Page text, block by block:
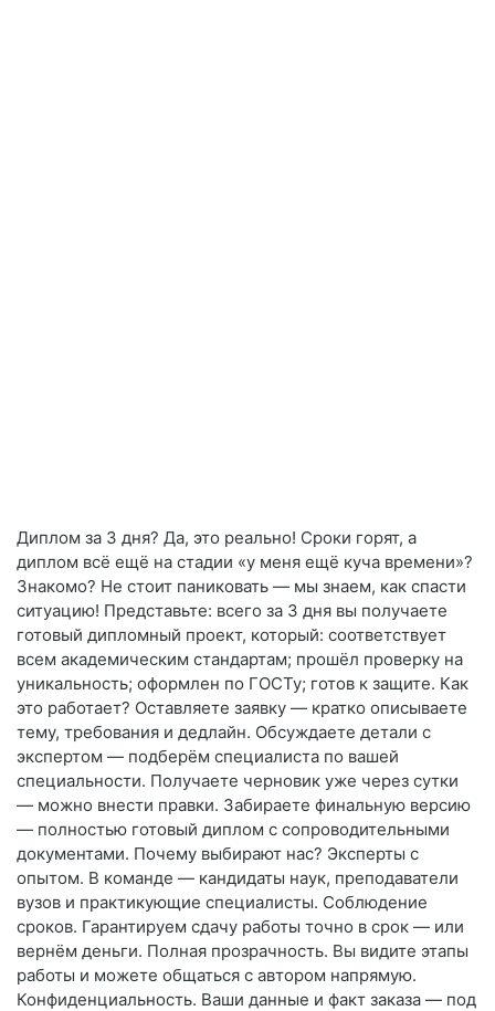
Диплом за 3 дня? Да, это реально! Сроки горят, а
диплом всё ещё на стадии «у меня ещё куча времени»?
Знакомо? Не стоит паниковать — мы знаем, как спасти
ситуацию! Представьте: всего за 3 дня вы получаете
готовый дипломный проект, который: соответствует
всем академическим стандартам; прошёл проверку на
уникальность; оформлен по ГОСТу; готов к защите. Как
это работает? Оставляете заявку — кратко описываете
тему, требования и дедлайн. Обсуждаете детали с
экспертом — подберём специалиста по вашей
специальности. Получаете черновик уже через сутки
— можно внести правки. Забираете финальную версию
— полностью готовый диплом с сопроводительными
документами. Почему выбирают нас? Эксперты с
опытом. В команде — кандидаты наук, преподаватели
вузов и практикующие специалисты. Соблюдение
сроков. Гарантируем сдачу работы точно в срок — или
вернём деньги. Полная прозрачность. Вы видите этапы
работы и можете общаться с автором напрямую.
Конфиденциальность. Ваши данные и факт заказа — под